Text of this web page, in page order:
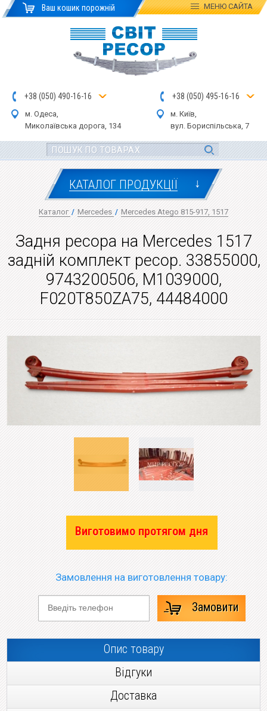
Ваш кошик порожній МЕНЮСАЙТА
+38 (050) 490-16-16
м. Одеса,
Миколаївська дорога, 134
+38 (050) 495-16-16
м. Київ,
вул. Бориспільська, 7
КАТАЛОГ ПРОДУКЦІЇ ↓
Каталог / Mercedes / Mercedes Atego 815-917, 1517
Задня ресора на Mercedes 1517
задній комплект ресор. 33855000,
9743200506, M1039000,
F020T850ZA75, 44484000
Виготовимо протягом дня
Замовлення на виготовлення товару:
Замовити
Опис товару
Відгуки
Доставка